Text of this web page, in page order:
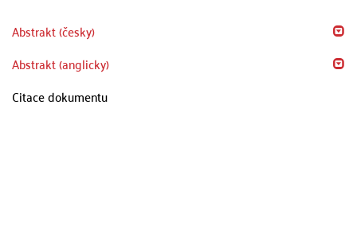
Abstrakt (česky)
Abstrakt (anglicky)
Citace dokumentu